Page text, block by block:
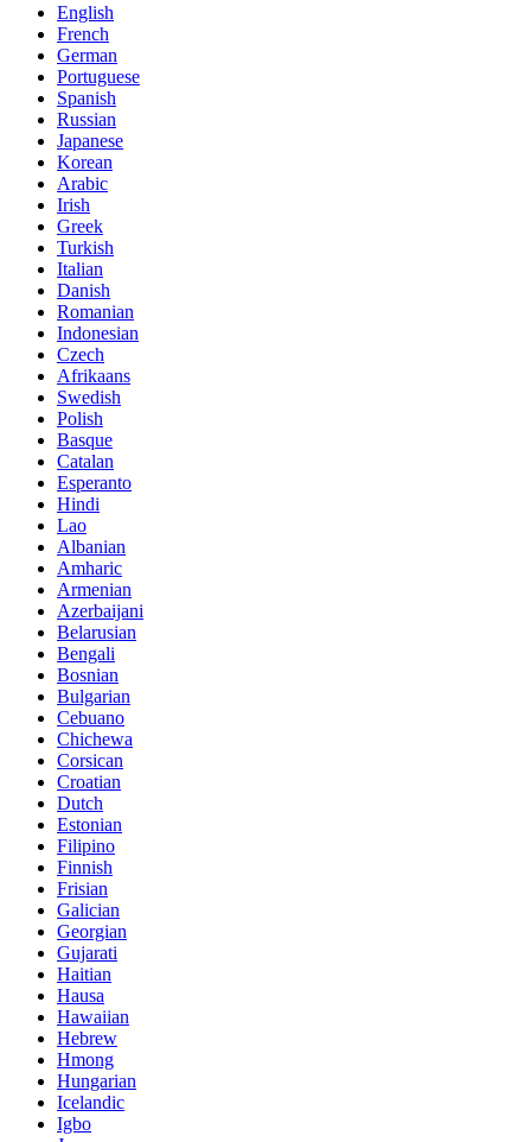
English
French
German
Portuguese
Spanish
Russian
Japanese
Korean
Arabic
Irish
Greek
Turkish
Italian
Danish
Romanian
Indonesian
Czech
Afrikaans
Swedish
Polish
Basque
Catalan
Esperanto
Hindi
Lao
Albanian
Amharic
Armenian
Azerbaijani
Belarusian
Bengali
Bosnian
Bulgarian
Cebuano
Chichewa
Corsican
Croatian
Dutch
Estonian
Filipino
Finnish
Frisian
Galician
Georgian
Gujarati
Haitian
Hausa
Hawaiian
Hebrew
Hmong
Hungarian
Icelandic
Igbo